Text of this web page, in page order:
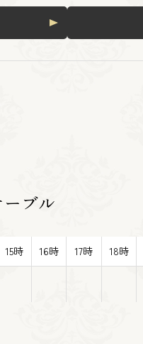
ブル
15時 16時 17時 18時